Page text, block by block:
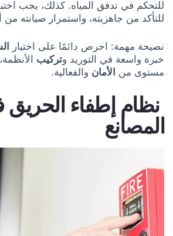
للتحكم في تدفق المياه. كذلك، يجب
للتأكد من جاهزيته، واستمرار صيانته
نصيحة مهمة: احرص دائمًا على اختيار
خبرة واسعة في التوريد وتركيب
مستوى من
الأمان والفعالية.
نظام إطفاء
المصانع